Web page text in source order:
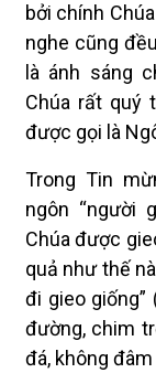
bởi chính
nghe cũng
là ánh sáng
Chúa rất quý
được gọi là
Trong Tin
ngôn “người
Chúa được
quả như thế
đi gieo giống”
đường, chim
đá, không